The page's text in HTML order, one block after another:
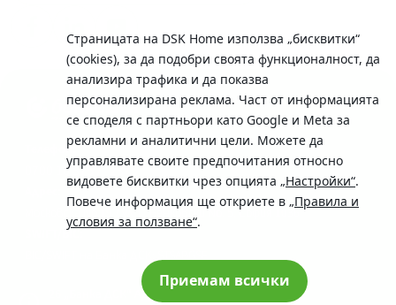
Страницата на DSK Home използва „бисквитки“
(cookies), за да подобри своята функционалност, да
анализира трафика и да показва
персонализирана реклама. Част от информацията
се споделя с партньори като Google и Meta за
рекламни и аналитични цели. Можете да
управлявате своите предпочитания относно
видовете бисквитки чрез опцията „Настройки“.
Повече информация ще откриете в „Правила и
условия за ползване“.
Приемам всички
Телефон:
0700 10 375 / *2375
Московска No.19 / ул. Г. Бенковски No. 5, София 1036
SWIFT/BIC:
BIC/SWIFT на Банка ДСК: STSABGSF
© 2026 „Банка ДСК“ АД